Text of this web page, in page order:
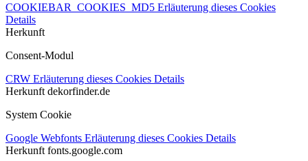
COOKIEBAR_COOKIES_MD5 Erläuterung dieses Cookies
Details
Herkunft
Consent-Modul
CRW Erläuterung dieses Cookies Details
Herkunft dekorfinder.de
System Cookie
Google Webfonts Erläuterung dieses Cookies Details
Herkunft fonts.google.com